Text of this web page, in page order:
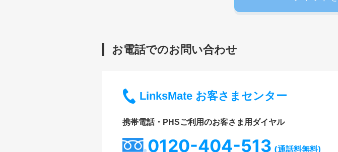
お電話でのお問い合わせ
LinksMate お客さまセンター
携帯電話・PHSご利用のお客さま用ダイヤル
0120-404-513 (通話料無料)